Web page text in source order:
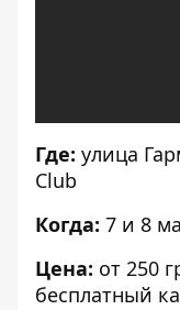
Где: улица
Club
Когда: 7 и 8
Цена: от 250
бесплатный